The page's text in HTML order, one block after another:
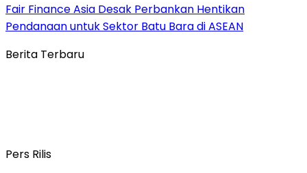
Fair Finance Asia Desak Perbankan Hentikan
Pendanaan untuk Sektor Batu Bara di ASEAN
Berita Terbaru
Pers Rilis